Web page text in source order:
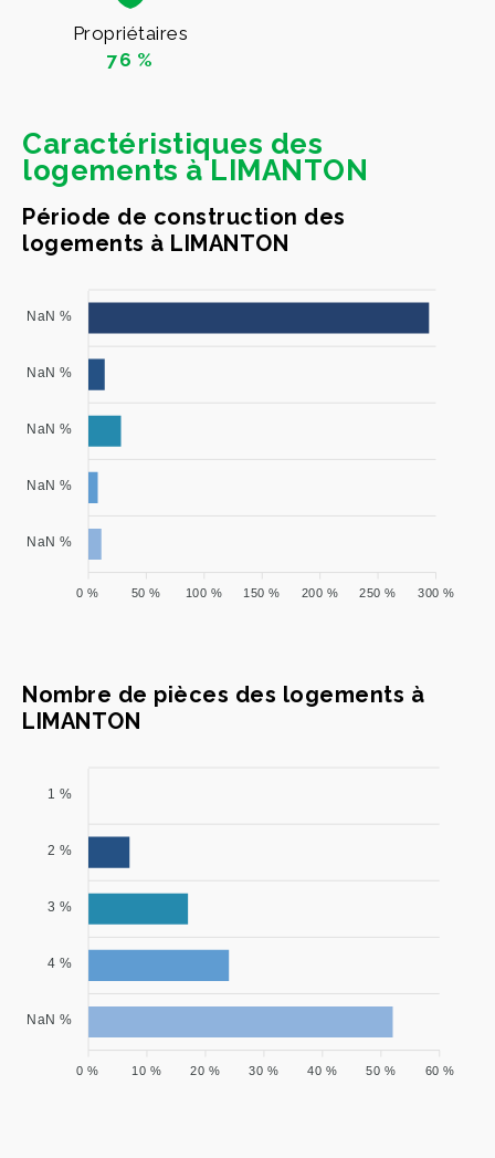
Propriétaires
76 %
Caractéristiques des
logements à LIMANTON
Période de construction des
logements à LIMANTON
NaN %
NaN %
NaN %
NaN %
NaN %
300 %
250 %
200 %
150 %
100 %
50 %
0 %
Nombre de pièces des logements à
LIMANTON
1 %
2 %
3 %
4 %
NaN %
60 %
50 %
40 %
30 %
20 %
10 %
0 %